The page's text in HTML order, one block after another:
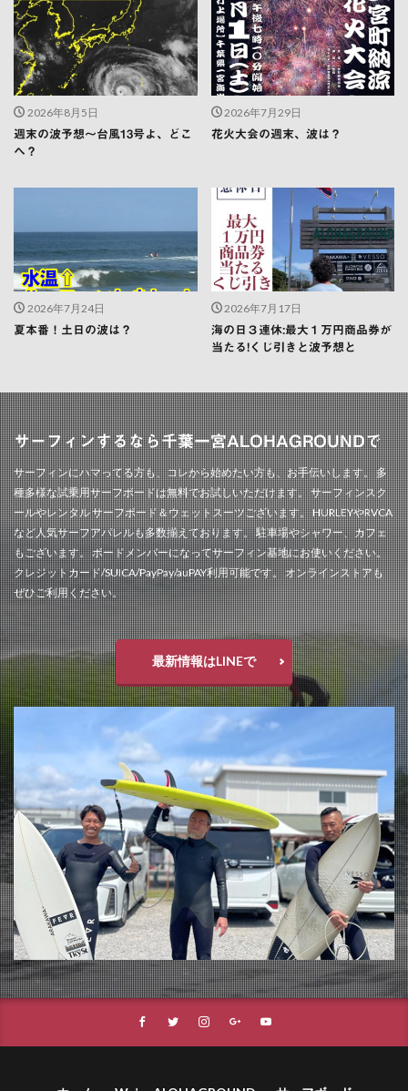
2026年8月5日
週末の波予想〜台風13号よ、どこ
へ？
2026年7月29日
花火大会の週末、波は？
2026年7月24日
夏本番！土日の波は？
2026年7月17日
海の日３連休:最大１万円商品券が
当たる!くじ引きと波予想と
サーフィンするなら千葉一宮ALOHAGROUNDで
サーフィンにハマってる方も、コレから始めたい方も、お手伝いします。 多
種多様な試乗用サーフボードは無料でお試しいただけます。 サーフィンスク
ールやレンタル サーフボード＆ウェットスーツございます。 HURLEYやRVCA
など人気サーフアパレルも多数揃えております。 駐車場やシャワー、カフェ
もございます。 ボードメンバーになってサーフィン基地にお使いください。
クレジットカード/SUICA/PayPay/auPAY利用可能です。 オンラインストアも
ぜひご利用ください。
最新情報はLINEで